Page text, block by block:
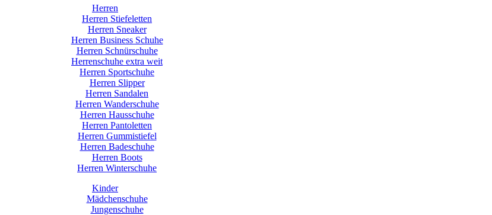
Herren
Herren Stiefeletten
Herren Sneaker
Herren Business Schuhe
Herren Schnürschuhe
Herrenschuhe extra weit
Herren Sportschuhe
Herren Slipper
Herren Sandalen
Herren Wanderschuhe
Herren Hausschuhe
Herren Pantoletten
Herren Gummistiefel
Herren Badeschuhe
Herren Boots
Herren Winterschuhe
Kinder
Mädchenschuhe
Jungenschuhe